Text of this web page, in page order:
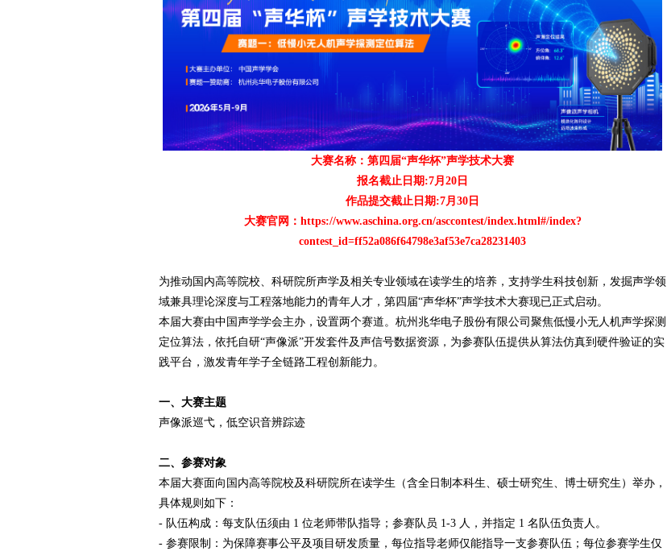
大赛名称：第四届“声华杯”声学技术大赛
报名截止日期:7月20日
作品提交截止日期:7月30日
大赛官网： https://www.aschina.org.cn/asccontest/index.html#/index?
contest_id=ff52a086f64798e3af53e7ca28231403
为推动国内高等院校、科研院所声学及相关专业领域在读学生的培养，支持学生科技创新，发掘声学领
域兼具理论深度与工程落地能力的青年人才，第四届“声华杯”声学技术大赛现已正式启动。
本届大赛由中国声学学会主办，设置两个赛道。杭州兆华电子股份有限公司聚焦低慢小无人机声学探测
定位算法，依托自研“声像派”开发套件及声信号数据资源，为参赛队伍提供从算法仿真到硬件验证的实
践平台，激发青年学子全链路工程创新能力。
一、大赛主题
声像派巡弋，低空识音辨踪迹
二、参赛对象
本届大赛面向国内高等院校及科研院所在读学生（含全日制本科生、硕士研究生、博士研究生）举办，
具体规则如下：
- 队伍构成：每支队伍须由 1 位老师带队指导；参赛队员 1-3 人，并指定 1 名队伍负责人。
- 参赛限制：为保障赛事公平及项目研发质量，每位指导老师仅能指导一支参赛队伍；每位参赛学生仅